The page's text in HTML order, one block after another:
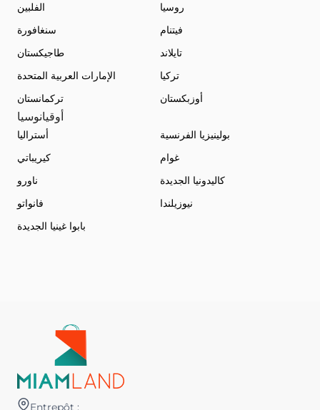
الفلبين
روسيا
سنغافورة
فيتنام
طاجيكستان
تايلاند
الإمارات العربية المتحدة
تركيا
تركمانستان
أوزبكستان
أوقيانوسيا
أستراليا
بولينيزيا الفرنسية
كيريباتي
غوام
ناورو
كاليدونيا الجديدة
فانواتو
نيوزيلندا
بابوا غينيا الجديدة